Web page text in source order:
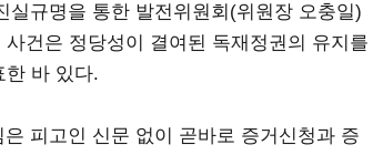
실규명을 통한 발전위원회(위원장 오충일)
건은 정당성이 결여된 독재정권의 유지를
한 바 있다.
피고인 신문 없이 곧바로 증거신청과 증